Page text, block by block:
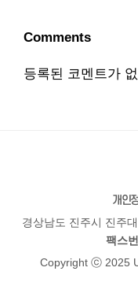
Comments
등록된 코멘트가
개인
경상남도 진주시 진주
팩스
Copyright ⓒ 2025